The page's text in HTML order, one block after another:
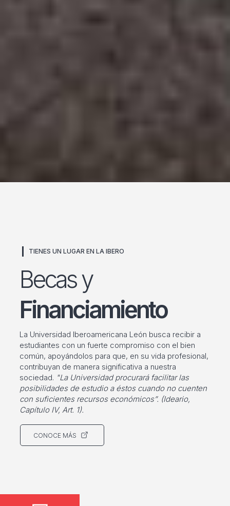
TIENES UN LUGAR EN LA IBERO
Becas y
Financiamiento
La Universidad Iberoamericana León busca recibir a
estudiantes con un fuerte compromiso con el bien
común, apoyándolos para que, en su vida profesional,
contribuyan de manera significativa a nuestra
sociedad. "La Universidad procurará facilitar las
posibilidades de estudio a éstos cuando no cuenten
con suficientes recursos económicos”. (Ideario,
Capítulo IV, Art. 1).
CONOCE MÁS